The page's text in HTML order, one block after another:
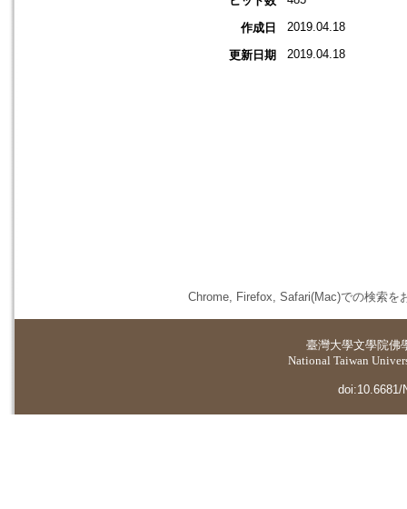
作成日 2019.04.18
更新日期 2019.04.18
Chrome, Firefox, Safari(Mac)での検索を
臺灣大學文學院佛
National Taiwan
doi:10.6681/